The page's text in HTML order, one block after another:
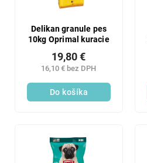
Delikan granule pes
10kg Oprimal kuracie
16,10 € bez DPH
19,80 €
Do košíka